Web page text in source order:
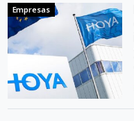
Empresas